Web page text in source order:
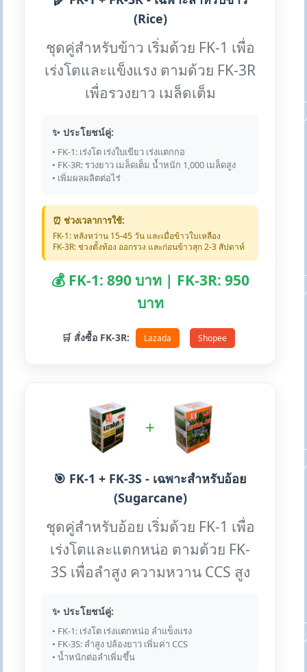
(Rice)
ชุดคู่สำหรับข้าว เริ่มด้วย FK-1 เพื่อ
เร่งโตและแข็งแรง ตามด้วย FK-3R
เพื่อรวงยาว เมล็ดเต็ม
✨ ประโยชน์คู่:
• FK-1: เร่งโต เร่งใบเขียว เร่งแตกกอ
• FK-3R: รวงยาว เมล็ดเต็ม น้ำหนัก 1,000 เมล็ดสูง
• เพิ่มผลผลิตต่อไร่
⏰ ช่วงเวลาการใช้:
FK-1: หลังหว่าน 15-45 วัน และเมื่อข้าวใบเหลือง
FK-3R: ช่วงตั้งท้อง ออกรวง และก่อนข้าวสุก 2-3 สัปดาห์
💰 FK-1: 890 บาท | FK-3R: 950
บาท
🛒 สั่งซื้อ FK-3R: Lazada Shopee
+
🎯 FK-1 + FK-3S - เฉพาะสำหรับอ้อย
(Sugarcane)
ชุดคู่สำหรับอ้อย เริ่มด้วย FK-1 เพื่อ
เร่งโตและแตกหน่อ ตามด้วย FK-
3S เพื่อลำสูง ความหวาน CCS สูง
✨ ประโยชน์คู่:
• FK-1: เร่งโต เร่งแตกหน่อ ลำแข็งแรง
• FK-3S: ลำสูง ปล้องยาว เพิ่มค่า CCS
• น้ำหนักต่อลำเพิ่มขึ้น